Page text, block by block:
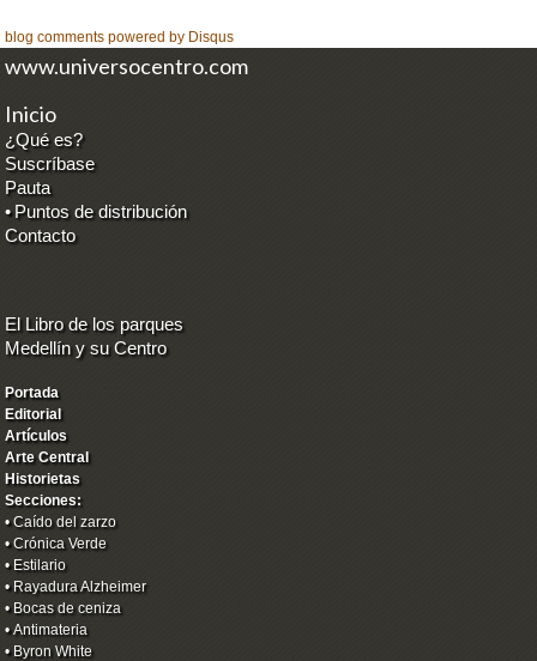
blog comments powered by Disqus
www.universocentro.com
Inicio
¿Qué es?
Suscríbase
Pauta
• Puntos de distribución
Contacto
El Libro de los parques
Medellín y su Centro
Portada
Editorial
Artículos
Arte Central
Historietas
Secciones:
•Caído del zarzo
•Crónica Verde
• Estilario
• Rayadura Alzheimer
• Bocas de ceniza
•Antimateria
• Byron White